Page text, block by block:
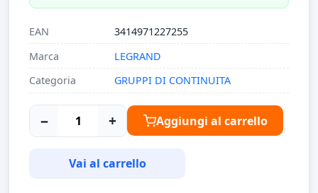
EAN
3414971227255
Marca
LEGRAND
Categoria
GRUPPI DI CONTINUITA
− + Aggiungi al carrello
Vai al carrello